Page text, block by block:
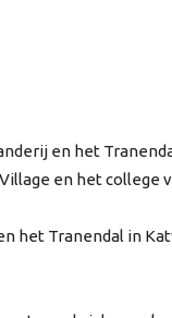
en het
en het college
het Tranendal in